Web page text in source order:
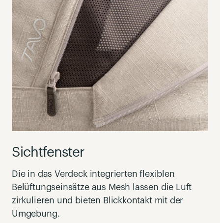
Sichtfenster
Die in das Verdeck integrierten flexiblen
Belüftungseinsätze aus Mesh lassen die Luft
zirkulieren und bieten Blickkontakt mit der
Umgebung.